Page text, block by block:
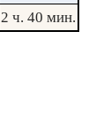
2 ч. 40 мин.